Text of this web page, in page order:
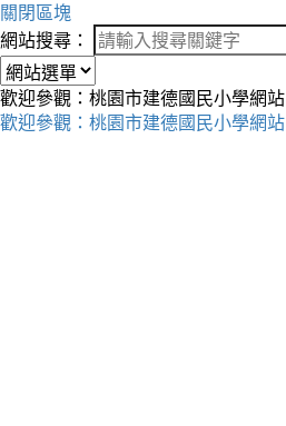
關閉區塊
網站搜尋：
歡迎參觀：桃園市建德國民小學網站
歡迎參觀：桃園市建德國民小學網站